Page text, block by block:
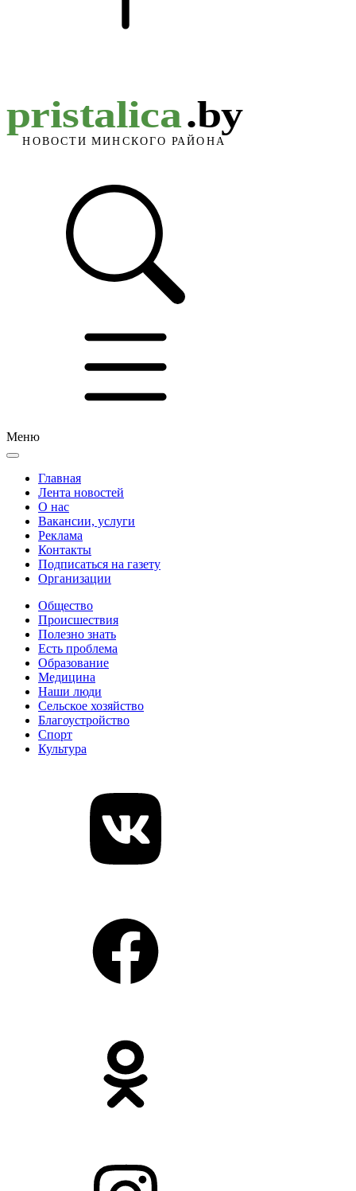
Меню
Главная
Лента новостей
О нас
Вакансии, услуги
Реклама
Контакты
Подписаться на газету
Организации
Общество
Происшествия
Полезно знать
Есть проблема
Образование
Медицина
Наши люди
Сельское хозяйство
Благоустройство
Спорт
Культура